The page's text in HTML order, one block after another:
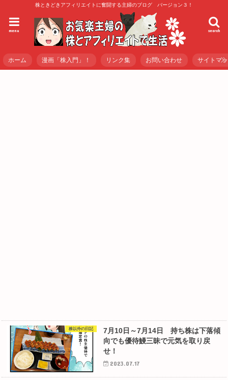
株ときどきアフィリエイトに奮闘する主婦のブログ バージョン３！
search
menu
ホーム 漫画「株入門」！ リンク集 お問い合わせ サイトマ
株以外の日記
7月10日～7月14日 持ち株は下落傾
向でも優待鰻三昧で元気を取り戻
せ！
2023.07.17